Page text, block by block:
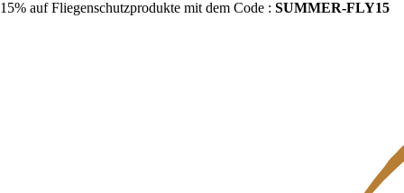
15% auf Fliegenschutzprodukte mit dem Code : SUMMER-FLY15